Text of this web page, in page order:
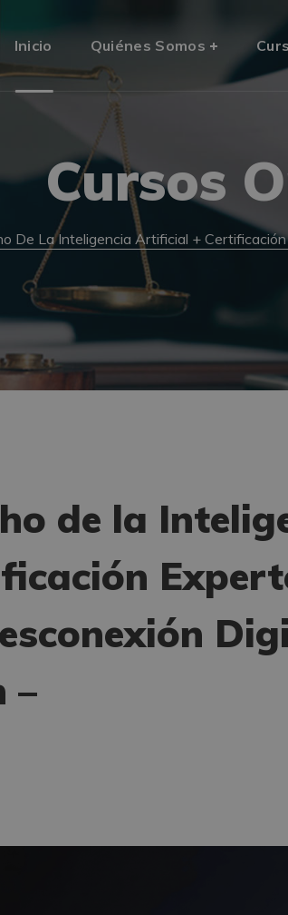
Inicio Quiénes Somos
Cursos
De La Inteligencia Artificial +
de la
–